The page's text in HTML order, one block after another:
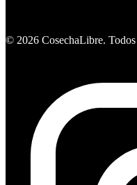
© 2026 CosechaLibre.